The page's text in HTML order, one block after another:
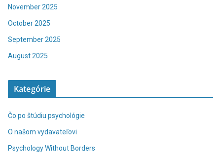
November 2025
October 2025
September 2025
August 2025
Kategórie
Čo po štúdiu psychológie
O našom vydavateľovi
Psychology Without Borders